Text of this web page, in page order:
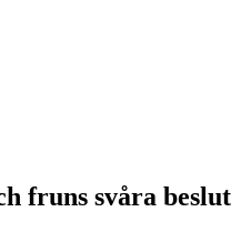
fruns svåra beslut